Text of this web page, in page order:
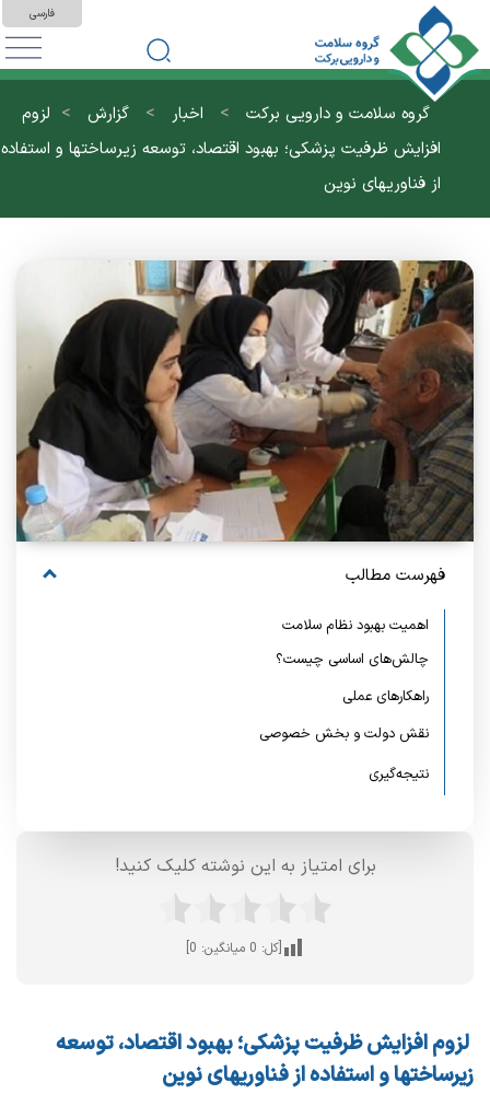
فارسی
گروه سلامت و دارویی برکت > اخبار > گزارش > لزوم
افزایش ظرفیت پزشکی؛ بهبود اقتصاد، توسعه زیرساختها و استفاده
از فناوریهای نوین
فهرست مطالب
اهمیت بهبود نظام سلامت
چالش‌های اساسی چیست؟
راهکارهای عملی
نقش دولت و بخش خصوصی
نتیجه‌گیری
برای امتیاز به این نوشته کلیک کنید!
[کل: 0 میانگین: 0
]
لزوم افزایش ظرفیت پزشکی؛ بهبود اقتصاد، توسعه
زیرساختها و استفاده از فناوریهای نوین